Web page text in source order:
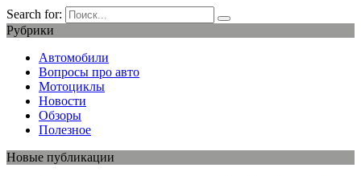
Search for:
Рубрики
Автомобили
Вопросы про авто
Мотоциклы
Новости
Обзоры
Полезное
Новые публикации